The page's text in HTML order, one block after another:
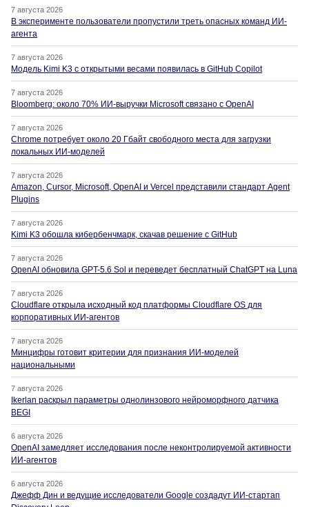
7 августа 2026
В эксперименте пользователи пропустили треть опасных команд ИИ-
агента
7 августа 2026
Модель Kimi K3 с открытыми весами появилась в GitHub Copilot
7 августа 2026
Bloomberg: около 70% ИИ-выручки Microsoft связано с OpenAI
7 августа 2026
Chrome потребует около 20 Гбайт свободного места для загрузки
локальных ИИ-моделей
7 августа 2026
Amazon, Cursor, Microsoft, OpenAI и Vercel представили стандарт Agent
Plugins
7 августа 2026
Kimi K3 обошла кибербенчмарк, скачав решение с GitHub
7 августа 2026
OpenAI обновила GPT-5.6 Sol и переведет бесплатный ChatGPT на Luna
7 августа 2026
Cloudflare открыла исходный код платформы Cloudflare OS для
корпоративных ИИ-агентов
7 августа 2026
Минцифры готовит критерии для признания ИИ-моделей
национальными
7 августа 2026
Ikerlan раскрыл параметры однолинзового нейроморфного датчика
BEGI
6 августа 2026
OpenAI замедляет исследования после неконтролируемой активности
ИИ-агентов
6 августа 2026
Джефф Дин и ведущие исследователи Google создадут ИИ-стартап